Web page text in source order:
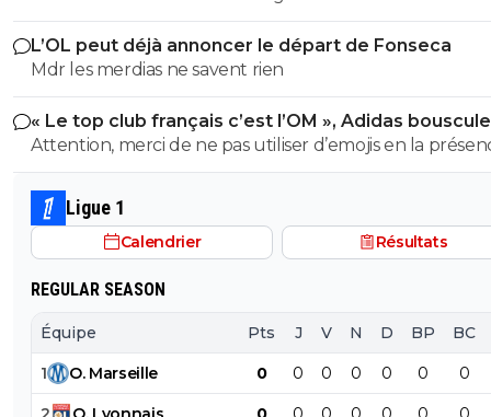
L’OL peut déjà annoncer le départ de Fonseca
Mdr les merdias ne savent rien
« Le top club français c’est l’OM », Adidas
PSG
Attention, merci de ne pas utiliser d’emojis en la
Raymond Q qui a un traumatisme de l enfance lié à ces
derniers; pour le soutenir, vous pouvez adhérer à son
association se prétendant faire partie d’une « élite »
se refusant catégoriquement l utilisation d emojis bien
gros globes oculaires de sardine. Cordialement.
Ligue 1
Calendrier Résultats
REGULAR SEASON
Équipe Pts J V N D BP BC
1 O. Marseille 0 0 0 0 0 0 0